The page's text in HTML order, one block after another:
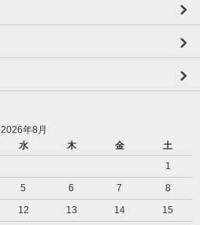
2026年8月
水 木 金
土
1
5 6 7
8
12 13 14
15